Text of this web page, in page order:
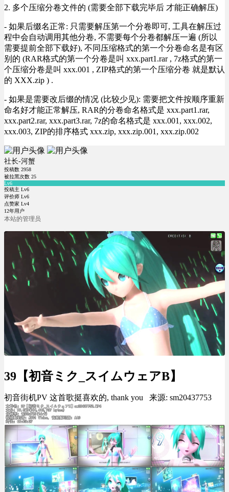
2. 多个压缩分卷文件的 (需要全部下载完毕后 才能正确解压)
- 如果后缀名正常: 只需要解压第一个分卷即可, 工具在解压过
程中会自动调用其他分卷, 不需要每个分卷都解压一遍 (所以
需要提前全部下载好), 不同压缩格式的第一个分卷命名是有区
别的 (RAR格式的第一个分卷是叫 xxx.part1.rar , 7z格式的第一
个压缩分卷是叫 xxx.001 , ZIP格式的第一个压缩分卷 就是默认
的 XXX.zip ) .
- 如果是需要改后缀的情况 (比较少见): 需要把文件按顺序重新
命名好才能正常解压, RAR的分卷命名格式是 xxx.part1.rar,
xxx.part2.rar, xxx.part3.rar, 7z的命名格式是 xxx.001, xxx.002,
xxx.003, ZIP的排序格式 xxx.zip, xxx.zip.001, xxx.zip.002
社长-河蟹
投稿数 2958
被拉黑次数 25
Lv6
投稿主 Lv6
评价师 Lv6
点赞家 Lv4
12年用户
本站的管理员
39【初音ミク_スイムウェアB】
初音街机PV 这首歌挺喜欢的, thank you 来源: sm20437753